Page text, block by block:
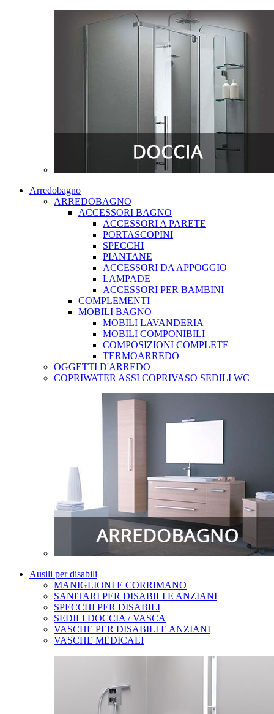
Arredobagno
ARREDOBAGNO
ACCESSORI BAGNO
ACCESSORI A PARETE
PORTASCOPINI
SPECCHI
PIANTANE
ACCESSORI DA APPOGGIO
LAMPADE
ACCESSORI PER BAMBINI
COMPLEMENTI
MOBILI BAGNO
MOBILI LAVANDERIA
MOBILI COMPONIBILI
COMPOSIZIONI COMPLETE
TERMOARREDO
OGGETTI D'ARREDO
COPRIWATER ASSI COPRIVASO SEDILI WC
Ausili per disabili
MANIGLIONI E CORRIMANO
SANITARI PER DISABILI E ANZIANI
SPECCHI PER DISABILI
SEDILI DOCCIA / VASCA
VASCHE PER DISABILI E ANZIANI
VASCHE MEDICALI